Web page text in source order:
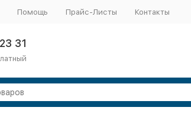
Помощь Прайс-Листы Контакты
31